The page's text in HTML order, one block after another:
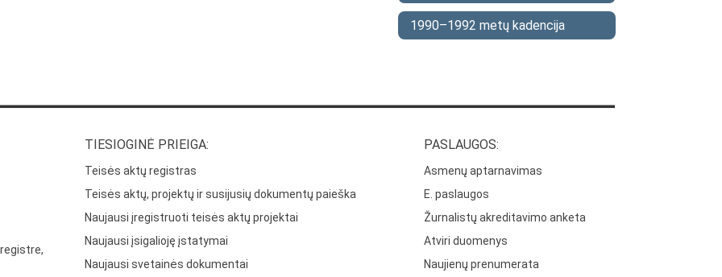
1990–1992 metų kadencija
TIESIOGINĖ PRIEIGA:
Teisės aktų registras
Teisės aktų, projektų ir susijusių dokumentų paieška
Naujausi įregistruoti teisės aktų projektai
Naujausi įsigalioję įstatymai
Naujausi svetainės dokumentai
PASLAUGOS:
Asmenų aptarnavimas
E. paslaugos
Žurnalistų akreditavimo anketa
Atviri duomenys
Naujienų prenumerata